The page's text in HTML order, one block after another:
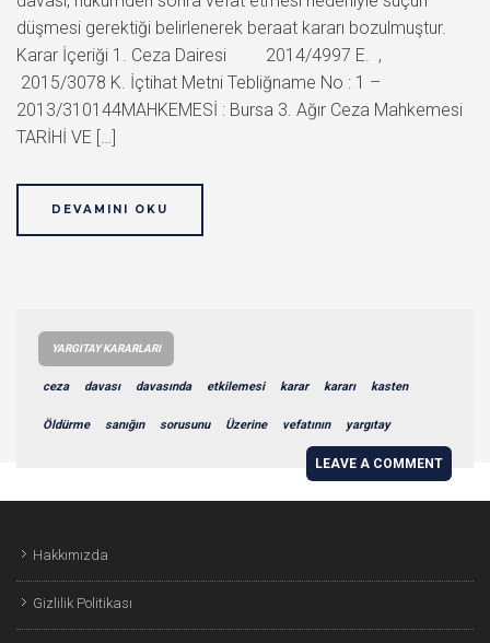
düşmesi gerektiği belirlenerek beraat kararı bozulmuştur.
Karar İçeriği 1. Ceza Dairesi 2014/4997 E. ,
2015/3078 K. İçtihat Metni Tebliğname No : 1 –
2013/310144MAHKEMESİ : Bursa 3. Ağır Ceza Mahkemesi
TARİHİ VE […]
DEVAMINI OKU
YARGITAY KARARLARI
ceza davası davasında etkilemesi karar kararı kasten
Öldürme sanığın sorusunu Üzerine vefatının yargıtay
LEAVE A COMMENT
Hakkımızda
Gizlilik Politikası